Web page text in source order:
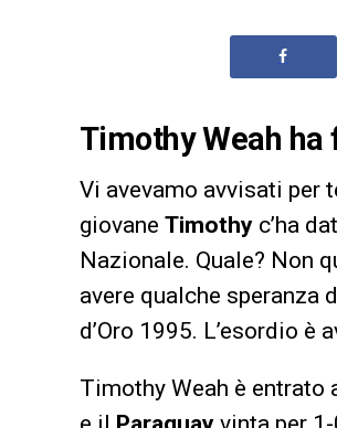
Timothy Weah
Vi avevamo avvisati per
giovane Timothy c’ha
Nazionale. Quale? Non
avere qualche speranza
d’Oro 1995. L’esordio è
Timothy Weah è